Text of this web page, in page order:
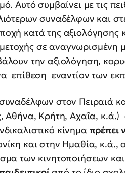
Αυτό συμβαίνει με τις
συναδέλφων και
κατά της αξιολόγησης
σε αναγνωρισμένη
την αξιολόγηση,
επίθεση εναντίον των
στον Πειραιά
Αθήνα, Κρήτη, Αχαΐα,
κίνημα πρέπει
και στην Ημαθία, κ.ά., οι
των κινητοποιήσεων